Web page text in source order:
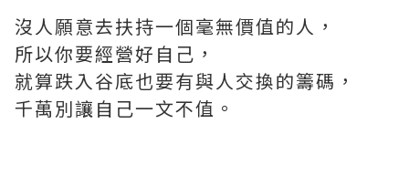
沒人願意去扶持一個毫無價值的人，
所以你要經營好自己，
就算跌入谷底也要有與人交換的籌碼，
千萬別讓自己一文不值。 ​​​